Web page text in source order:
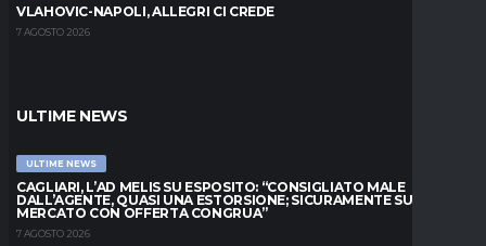
VLAHOVIC-NAPOLI, ALLEGRI CI CREDE
7 AGOSTO 2026
ULTIME NEWS
ULTIME NEWS
CAGLIARI, L’AD MELIS SU ESPOSITO: “CONSIGLIATO MALE
DALL’AGENTE, QUASI UNA ESTORSIONE; SICURAMENTE SUL
MERCATO CON OFFERTA CONGRUA”
7 AGOSTO 2026